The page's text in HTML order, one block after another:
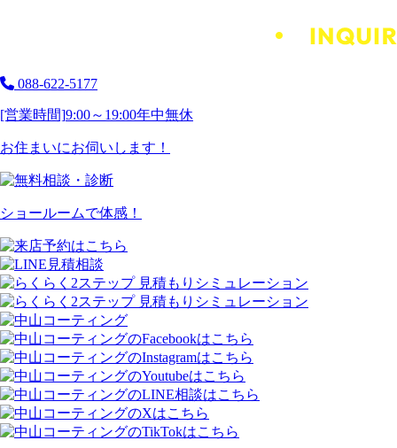
088-622-5177
[営業時間]9:00～19:00年中無休
お住まいにお伺いします！
ショールームで体感！